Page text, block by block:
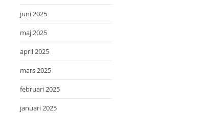
juni 2025
maj 2025
april 2025
mars 2025
februari 2025
januari 2025